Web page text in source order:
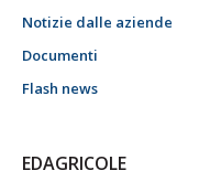
Notizie dalle aziende
Documenti
Flash news
EDAGRICOLE